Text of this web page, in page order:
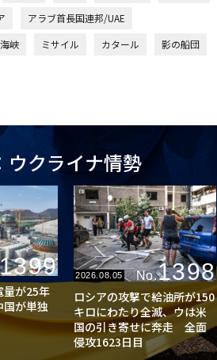
アラブ首長国連邦/UAE
峡 ミサイル カタール
影の船団
ウクライナ情勢
量が25年
が単独
2026.08.05 No.1398
ロシアの攻撃で給油所が150
キロにわたり全滅、ウは米
国の引き寄せに奔走 全面
侵攻1623日目